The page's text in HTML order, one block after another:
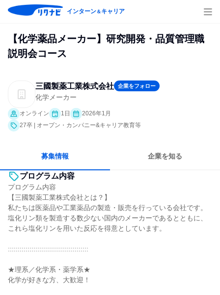
インターン＆キャリア
【化学薬品メーカー】研究開発・品質管理職
説明会コース
三國製薬工業株式会社 企業をフォロー
化学メーカー
オンライン 1日
2026年1月
27卒 | オープン・カンパニー&キャリア教育等
募集情報 企業を知る
プログラム内容
プログラム内容
【三國製薬工業株式会社とは？】
私たちは医薬品や工業薬品の製造・販売を行っている会社です。
塩化リン類を製造する数少ない国内のメーカーであるとともに、
これら塩化リンを用いた反応を得意としています。
:::::::::::::::::::::::::::::::::::::::::
★理系／化学系・薬学系★
化学が好きな方、大歓迎！